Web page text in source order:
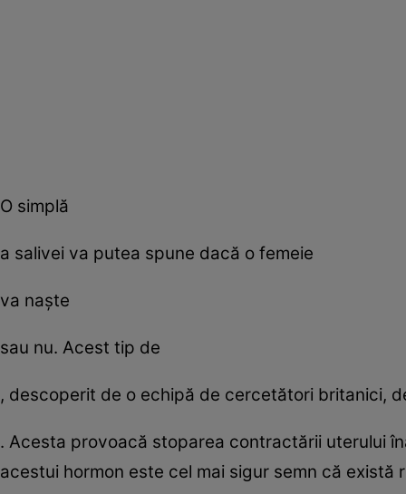
O simplă
a salivei va putea spune dacă o femeie
va naşte
sau nu. Acest tip de
, descoperit de o echipă de cercetători britanici,
. Acesta provoacă stoparea contractării uterului
acestui hormon este cel mai sigur semn că